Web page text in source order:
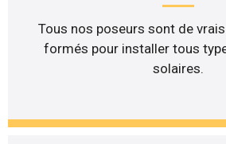
Tous nos poseurs sont de
formés pour installer tous
solaires.